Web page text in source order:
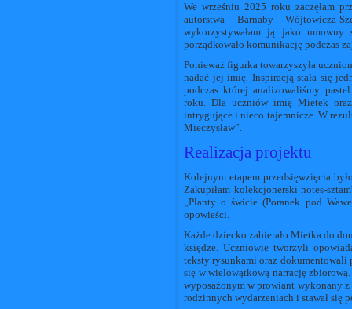
We wrześniu 2025 roku zaczęłam
autorstwa Barnaby
wykorzystywałam ją jako
porządkowało komunikację podczas
Ponieważ figurka towarzyszyła
nadać jej imię. Inspiracją stała się
podczas której analizowaliśmy
roku. Dla uczniów imię Mietek
intrygujące i nieco tajemnicze. W
Mieczysław”.
Realizacja projektu
Kolejnym etapem przedsięwzięcia
Zakupiłam kolekcjonerski notes-
„Planty o świcie (Poranek pod
opowieści.
Każde dziecko zabierało Mietka do
księdze. Uczniowie tworzyli
teksty rysunkami oraz dokumentowali
się w wielowątkową narrację
wyposażonym w prowiant wykonany z
rodzinnych wydarzeniach i stawał się